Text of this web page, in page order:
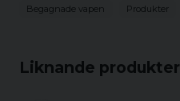
Liknande produkter
Begagnade vapen Produkter